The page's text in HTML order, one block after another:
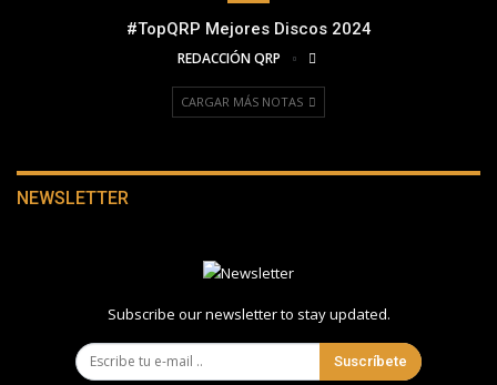
#TopQRP Mejores Discos 2024
REDACCIÓN QRP
CARGAR MÁS NOTAS
NEWSLETTER
Subscribe our newsletter to stay updated.
Suscríbete